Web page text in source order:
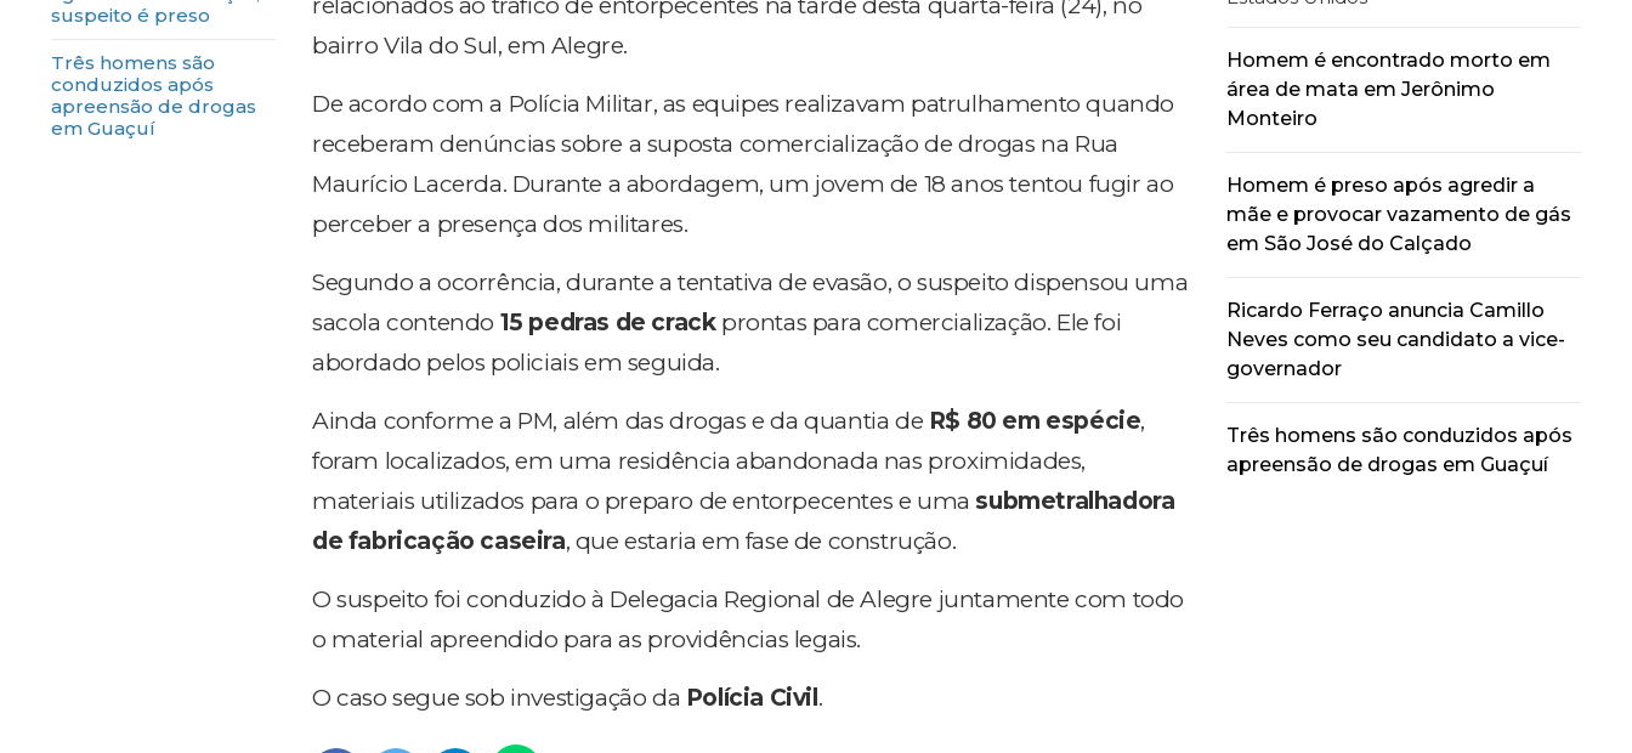
suspeito é preso
Três homens são
conduzidos após
apreensão de drogas
em Guaçuí
bairro Vila do Sul, em Alegre.
De acordo com a Polícia Militar, as equipes realizavam patrulhamento quando
receberam denúncias sobre a suposta comercialização de drogas na Rua
Maurício Lacerda. Durante a abordagem, um jovem de 18 anos tentou fugir ao
perceber a presença dos militares.
Segundo a ocorrência, durante a tentativa de evasão, o suspeito dispensou uma
sacola contendo 15 pedras de crackprontas para comercialização. Ele foi
abordado pelos policiais em seguida.
Ainda conforme a PM, além das drogas e da quantia de R$ 80 em espécie,
foram localizados, em uma residência abandonada nas proximidades,
materiais utilizados para o preparo de entorpecentes e uma submetralhadora
de fabricação caseira, que estaria em fase de construção.
O suspeito foi conduzido à Delegacia Regional de Alegre juntamente com todo
o material apreendido para as providências legais.
O caso segue sob investigação da Polícia Civil .
Homem é encontrado morto em
área de mata em Jerônimo
Monteiro
Homem é preso após agredir a
mãe e provocar vazamento de gás
em São José do Calçado
Ricardo Ferraço anuncia Camillo
Neves como seu candidato a vice-
governador
Três homens são conduzidos após
apreensão de drogas em Guaçuí